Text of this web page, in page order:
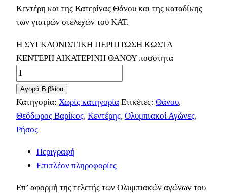
Κεντέρη και της Κατερίνας Θάνου και της καταδίκης
των γιατρών στελεχών του ΚΑΤ.
Η ΣΥΓΚΛΟΝΙΣΤΙΚΗ ΠΕΡΙΠΤΩΣΗ ΚΩΣΤΑ
ΚΕΝΤΕΡΗ ΑΙΚΑΤΕΡΙΝΗ ΘΑΝΟΥ ποσότητα
Αγορά Βιβλίου
Κατηγορία: Χωρίς κατηγορία Ετικέτες: Θάνου,
Θεόδωρος Βαρίκος, Κεντέρης, Ολυμπιακοί Αγώνες,
Ρήσος
Περιγραφή
Επιπλέον πληροφορίες
Επ’ αφορμή της τελετής των Ολυμπιακών αγώνων του